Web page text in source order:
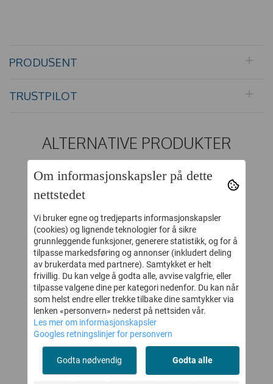
PRODUSENT
TRUSTPILOT
ALTERNATIVE PRODUKTER
45%
MARMAR KJOLE
DINNE BALLERINA
DOTTY CORAL
HAZE
685,-
376,-
50%
JOHA LEGGINGS
ULL KOBBER
DIAMANT
279,-
139,-
Om informasjonskapsler på dette
nettstedet
Vi bruker egne og tredjeparts informasjonskapsler
(cookies) og lignende teknologier for å sikre
grunnleggende funksjoner, generere statistikk, og for å
tilpasse markedsføring og annonser (inkludert deling
av brukerdata med partnere). Samtykket er helt
frivillig. Du kan velge å godta alle, avvise valgfrie, eller
tilpasse valgene dine per kategori nedenfor. Du kan når
som helst endre eller trekke tilbake dine samtykker via
lenken «personvern» nederst på nettsiden vår.
Les mer om informasjonskapsler
Googles retningslinjer for personvern
Godta nødvendig Godta alle